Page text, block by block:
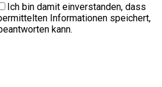
Ich bin damit einverstanden, dass
Informationen speichert,
kann.